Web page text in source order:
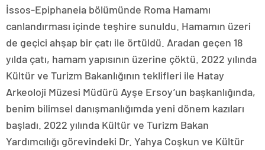
İssos-Epiphaneia bölümünde Roma Hamamı
canlandırması içinde teşhire sunuldu. Hamamın üzeri
de geçici ahşap bir çatı ile örtüldü. Aradan geçen 18
yılda çatı, hamam yapısının üzerine çöktü. 2022 yılında
Kültür ve Turizm Bakanlığının teklifleri ile Hatay
Arkeoloji Müzesi Müdürü Ayşe Ersoy’un başkanlığında,
benim bilimsel danışmanlığımda yeni dönem kazıları
başladı. 2022 yılında Kültür ve Turizm Bakan
Yardımcılığı görevindeki Dr. Yahya Coşkun ve Kültür